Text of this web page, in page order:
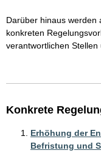
Darüber hinaus werden
konkreten
verantwortlichen Stellen
Konkrete
Erhöhung der
Befristung und